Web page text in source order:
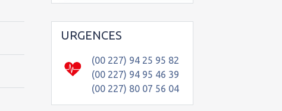
URGENCES
(00 227) 94 25 95 82
(00 227) 94 95 46 39
(00 227) 80 07 56 04